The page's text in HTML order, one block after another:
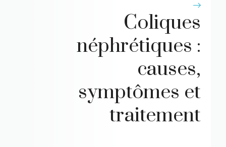
Coliques
néphrétiques :
causes,
symptômes et
traitement